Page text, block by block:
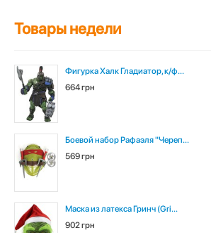
Товары недели
Фигурка Халк Гладиатор, к/ф...
664 грн
Боевой набор Рафаэля "Череп...
569 грн
Маска из латекса Гринч (Gri...
902 грн